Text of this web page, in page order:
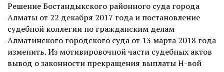
Решение Бостандыкского районного суда города
Алматы от 22 декабря 2017 года и постановление
судебной коллегии по гражданским делам
Алматинского городского суда от 13 марта 2018 года
изменить. Из мотивировочной части судебных актов
вывод о законности прекращения выплаты Н-вой